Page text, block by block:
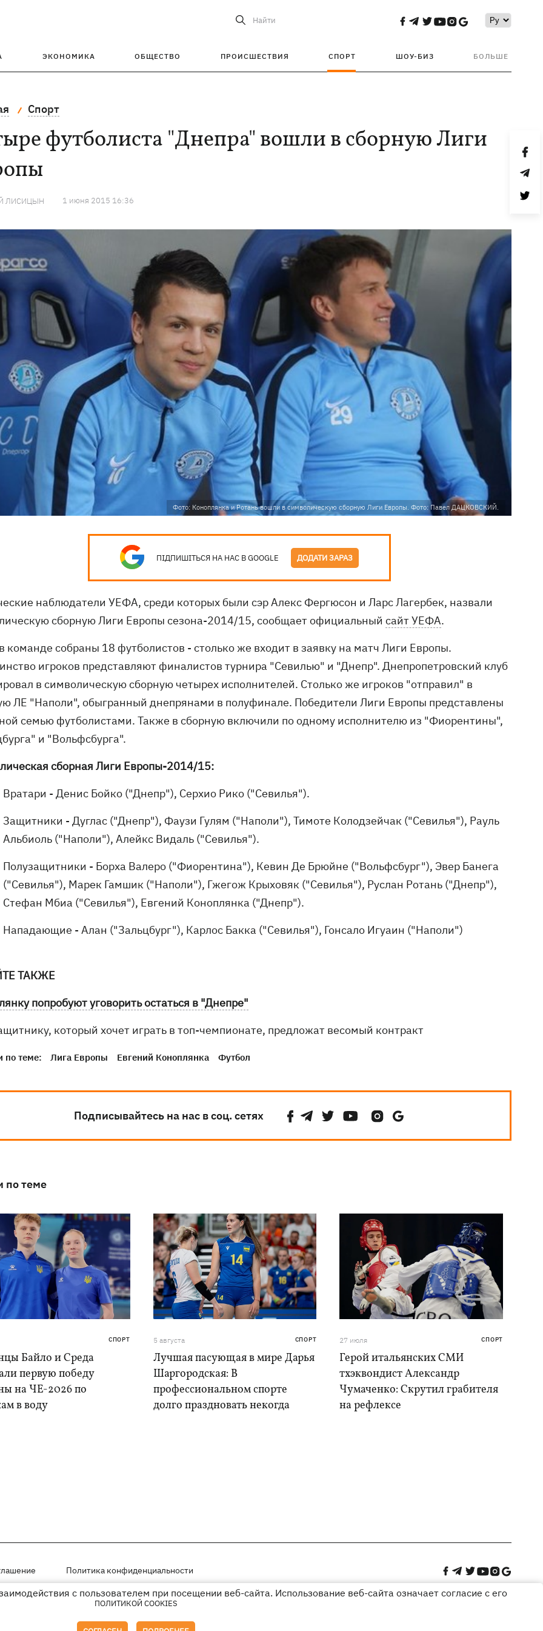
Найти
ЭКОНОМИКА ОБЩЕСТВО ПРОИСШЕСТВИЯ СПОРТ ШОУ-БИЗ БОЛЬШЕ
Спорт
футболиста "Днепра" вошли в сборную Лиги
ЛИСИЦЫН 1 июня 2015 16:36
Фото: Коноплянка и Ротань вошли в символическую сборную Лиги Европы. Фото: Павел ДАЦКОВСКИЙ.
ПІДПИШІТЬСЯ НА НАС В GOOGLE ДОДАТИ ЗАРАЗ
наблюдатели УЕФА, среди которых были сэр Алекс Фергюсон и Ларс Лагербек, назвали
сборную Лиги Европы сезона-2014/15, сообщает официальный сайт УЕФА.
команде собраны 18 футболистов - столько же входит в заявку на матч Лиги Европы.
игроков представляют финалистов турнира "Севилью" и "Днепр". Днепропетровский клуб
в символическую сборную четырех исполнителей. Столько же игроков "отправил" в
ЛЕ "Наполи", обыгранный днепрянами в полуфинале. Победители Лиги Европы представлены
семью футболистами. Также в сборную включили по одному исполнителю из "Фиорентины",
и "Вольфсбурга".
сборная Лиги Европы-2014/15:
Вратари - Денис Бойко ("Днепр"), Серхио Рико ("Севилья").
Защитники - Дуглас ("Днепр"), Фаузи Гулям ("Наполи"), Тимоте Колодзейчак ("Севилья"), Рауль
Альбиоль ("Наполи"), Алейкс Видаль ("Севилья").
Полузащитники - Борха Валеро ("Фиорентина"), Кевин Де Брюйне ("Вольфсбург"), Эвер Банега
("Севилья"), Марек Гамшик ("Наполи"), Гжегож Крыховяк ("Севилья"), Руслан Ротань ("Днепр"),
Стефан Мбиа ("Севилья"), Евгений Коноплянка ("Днепр").
Нападающие - Алан ("Зальцбург"), Карлос Бакка ("Севилья"), Гонсало Игуаин ("Наполи")
ТАКЖЕ
попробуют уговорить остаться в "Днепре"
который хочет играть в топ-чемпионате, предложат весомый контракт
по теме: Лига Европы Евгений Коноплянка Футбол
Подписывайтесь на нас в соц. сетях
по теме
СПОРТ
Байло и Среда
первую победу
на ЧЕ-2026 по
в воду
5 августа СПОРТ
Лучшая пасующая в мире Дарья
Шаргородская: В
профессиональном спорте
долго праздновать некогда
27 июля СПОРТ
Герой итальянских СМИ
тхэквондист Александр
Чумаченко: Скрутил грабителя
на рефлексе
Политика конфиденциальности
на правах рекламыс пользователем при посещении веб-сайта. Использование веб-сайта означает согласие с его
ПОЛИТИКОЙ COOKIES